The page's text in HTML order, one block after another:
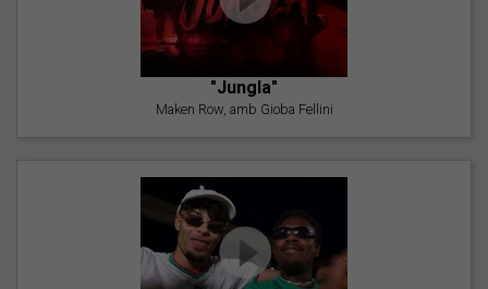
"Jungla"
Maken Row, amb Gioba Fellini